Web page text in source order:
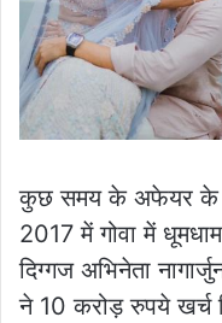
कुछ समय के अफेयर के
2017 में गोवा में
दिग्गज अभिनेता
ने 10 करोड़ रुपये खर्च